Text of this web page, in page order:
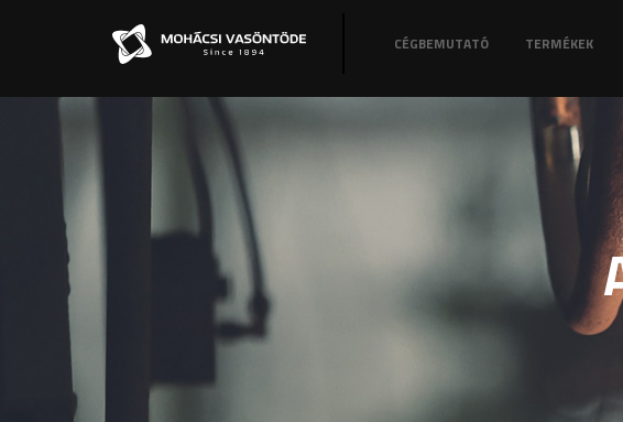
CÉGBEMUTATÓ TERMÉKEK